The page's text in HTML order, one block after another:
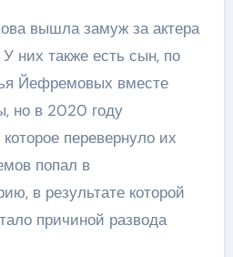
вышла замуж за актера
них также есть сын, по
Йефремовых вместе
но в 2020 году
перевернуло их
попал в
в результате которой
причиной развода